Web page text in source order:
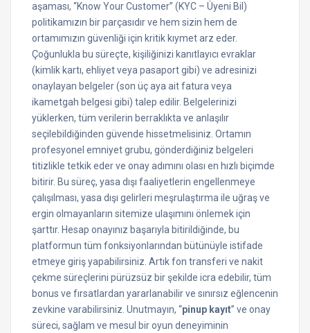
aşaması, “Know Your Customer” (KYC – Üyeni Bil)
politikamızın bir parçasıdır ve hem sizin hem de
ortamımızın güvenliği için kritik kıymet arz eder.
Çoğunlukla bu süreçte, kişiliğinizi kanıtlayıcı evraklar
(kimlik kartı, ehliyet veya pasaport gibi) ve adresinizi
onaylayan belgeler (son üç aya ait fatura veya
ikametgah belgesi gibi) talep edilir. Belgelerinizi
yüklerken, tüm verilerin berraklıkta ve anlaşılır
seçilebildiğinden güvende hissetmelisiniz. Ortamın
profesyonel emniyet grubu, gönderdiğiniz belgeleri
titizlikle tetkik eder ve onay adımını olası en hızlı biçimde
bitirir. Bu süreç, yasa dışı faaliyetlerin engellenmeye
çalışılması, yasa dışı gelirleri meşrulaştırma ile uğraş ve
ergin olmayanların sitemize ulaşımını önlemek için
şarttır. Hesap onayınız başarıyla bitirildiğinde, bu
platformun tüm fonksiyonlarından bütünüyle istifade
etmeye giriş yapabilirsiniz. Artık fon transferi ve nakit
çekme süreçlerini pürüzsüz bir şekilde icra edebilir, tüm
bonus ve fırsatlardan yararlanabilir ve sınırsız eğlencenin
zevkine varabilirsiniz. Unutmayın, “pinup kayıt” ve onay
süreci, sağlam ve mesul bir oyun deneyiminin